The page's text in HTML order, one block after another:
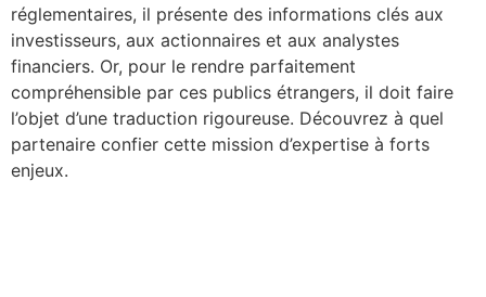
réglementaires, il présente des informations clés aux
investisseurs, aux actionnaires et aux analystes
financiers. Or, pour le rendre parfaitement
compréhensible par ces publics étrangers, il doit faire
l’objet d’une traduction rigoureuse. Découvrez à quel
partenaire confier cette mission d’expertise à forts
enjeux.